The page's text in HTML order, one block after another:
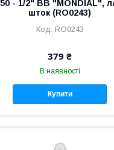
- 1/2" ВВ "MONDIAL",
шток (RO0243)
RO0243
379 ₴
В наявності
Купити